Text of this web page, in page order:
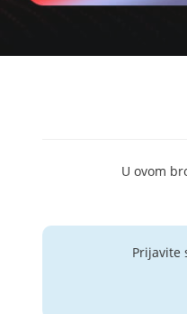
U ovom
Prijavite